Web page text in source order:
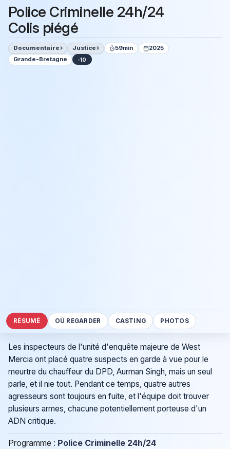
Police Criminelle 24h/24
Colis piégé
Documentaire Justice 59min
2025
Grande-Bretagne
-10
RÉSUMÉ OÙ REGARDER CASTING PHOTOS
Les inspecteurs de l'unité d'enquête majeure de West
Mercia ont placé quatre suspects en garde à vue pour le
meurtre du chauffeur du DPD, Aurman Singh, mais un seul
parle, et il nie tout. Pendant ce temps, quatre autres
agresseurs sont toujours en fuite, et l'équipe doit trouver
plusieurs armes, chacune potentiellement porteuse d'un
ADN critique.
Programme : Police Criminelle 24h/24